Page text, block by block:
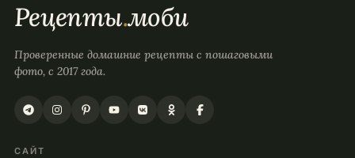
Рецепты.моби
Проверенные домашние рецепты с пошаговыми
фото, с 2017 года.
САЙТ